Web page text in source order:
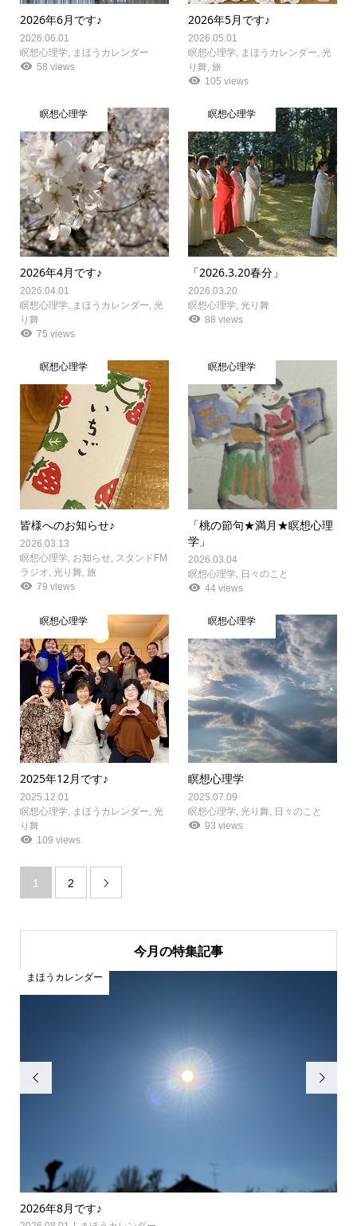
2026年6月です♪
2026.06.01
瞑想心理学, まほうカレンダー
58 views
2026年5月です♪
2026.05.01
瞑想心理学, まほうカレンダー,光
り舞,旅
105 views
瞑想心理学
2026年4月です♪
2026.04.01
瞑想心理学, まほうカレンダー, 光
り舞
75 views
瞑想心理学
「2026.3.20春分」
2026.03.20
瞑想心理学,光り舞
88 views
瞑想心理学
皆様へのお知らせ♪
2026.03.13
瞑想心理学, お知らせ
スタンドFM
ラジオ 光り舞 旅
79 views
瞑想心理学
「桃の節句★満月★瞑想心理
学」
2026.03.04
瞑想心理学 日々のこと
44 views
瞑想心理学
2025年12月です♪
2025.12.01
瞑想心理学, まほうカレンダー, 光
り舞
109 views
瞑想心理学
瞑想心理学
2025.07.09
瞑想心理学,光り舞, 日々のこと
93 views
1 2 
今月の特集記事

2026年8月です♪
まほうカレンダー
